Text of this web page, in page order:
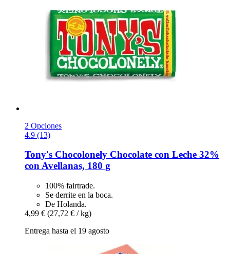
2 Opciones
4.9 (13)
Tony's Chocolonely Chocolate con Leche 32%
con Avellanas, 180 g
100% fairtrade.
Se derrite en la boca.
De Holanda.
4,99 € (27,72 € / kg)
Entrega hasta el 19 agosto